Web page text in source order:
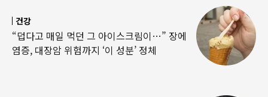
건강
“덥다고 매일 먹던 그 아이스크림이…” 장에
염증, 대장암 위험까지 ‘이 성분’ 정체